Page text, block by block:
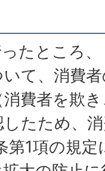
たところ
て、消費
費者を欺
たため、
1項の規定